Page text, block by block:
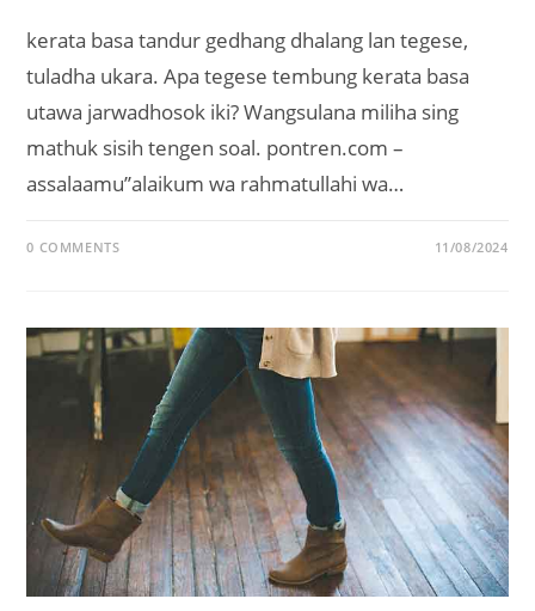
kerata basa tandur gedhang dhalang lan tegese,
tuladha ukara. Apa tegese tembung kerata basa
utawa jarwadhosok iki? Wangsulana miliha sing
mathuk sisih tengen soal. pontren.com –
assalaamu’’alaikum wa rahmatullahi wa…
0 COMMENTS 11/08/2024